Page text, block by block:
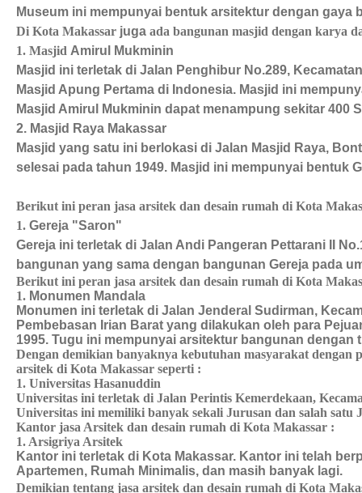
Museum ini mempunyai bentuk arsitektur dengan
Di Kota Makassar juga ada bangunan masjid dengan karya
1. Masjid Amirul Mukminin
Masjid ini terletak di Jalan Penghibur No.289,
Masjid Apung Pertama di Indonesia. Masjid ini
Masjid Amirul Mukminin dapat menampung sekitar 400
2. Masjid Raya Makassar
Masjid yang satu ini berlokasi di Jalan Masjid Raya,
selesai pada tahun 1949. Masjid ini mempunyai bentuk
Berikut ini peran jasa arsitek dan desain rumah di Kota
1. Gereja "Saron"
Gereja ini terletak di Jalan Andi Pangeran Pettarani II
bangunan yang sama dengan bangunan Gereja pada
Berikut ini peran jasa arsitek dan desain rumah di Kota
1. Monumen Mandala
Monumen ini terletak di Jalan Jenderal Sudirman,
Pembebasan Irian Barat yang dilakukan oleh para
1995. Tugu ini mempunyai arsitektur bangunan
Dengan demikian banyaknya kebutuhan masyarakat dengan
arsitek di Kota Makassar seperti :
1. Universitas Hasanuddin
Universitas ini terletak di Jalan Perintis Kemerdekaan,
Universitas ini memiliki banyak sekali Jurusan dan salah
Kantor jasa Arsitek dan desain rumah di Kota Makassar :
1. Arsigriya Arsitek
Kantor ini terletak di Kota Makassar. Kantor ini telah
Apartemen, Rumah Minimalis, dan masih banyak lagi.
Demikian tentang jasa arsitek dan desain rumah di Kota